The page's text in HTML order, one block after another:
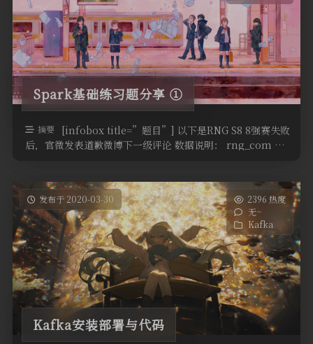
Spark基础练习题分享 ①
摘要
[infobox title=”题目”] 以下是RNG S8 8强赛失败
后，官微发表道歉微博下一级评论 数据说明： rng_com …
发布于 2020-03-30
2396 热度
无~
Kafka
Kafka安装部署与代码